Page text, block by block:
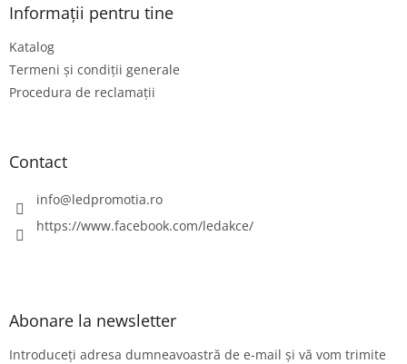
Informații pentru tine
Katalog
Termeni și condiții generale
Procedura de reclamații
Contact
info@ledpromotia.ro
https://www.facebook.com/ledakce/
Abonare la newsletter
Introduceţi adresa dumneavoastră de e-mail şi vă vom trimite